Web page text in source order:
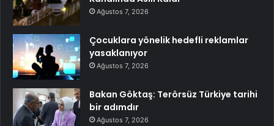
Ağustos 7, 2026
Çocuklara yönelik hedefli reklamlar
yasaklanıyor
Ağustos 7, 2026
Bakan Göktaş: Terörsüz Türkiye tarihi
bir adımdır
Ağustos 7, 2026